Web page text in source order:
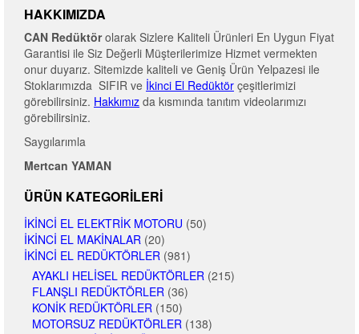
HAKKIMIZDA
CAN Redüktörolarak Sizlere Kaliteli Ürünleri En Uygun Fiyat
Garantisi ile Siz Değerli Müşterilerimize Hizmet vermekten
onur duyarız. Sitemizde kaliteli ve Geniş Ürün Yelpazesi ile
Stoklarımızda SIFIR ve İkinci El Redüktör çeşitlerimizi
görebilirsiniz. Hakkımız da kısmında tanıtım videolarımızı
görebilirsiniz.
Saygılarımla
Mertcan YAMAN
ÜRÜN KATEGORILERI
İKINCI EL ELEKTRIK MOTORU (50)
İKINCI EL MAKINALAR (20)
İKINCI EL REDÜKTÖRLER (981)
AYAKLI HELISEL REDÜKTÖRLER (215)
FLANŞLI REDÜKTÖRLER (36)
KONIK REDÜKTÖRLER (150)
MOTORSUZ REDÜKTÖRLER (138)